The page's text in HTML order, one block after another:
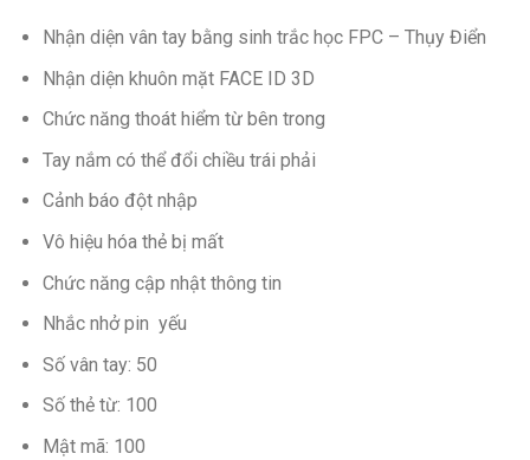
Nhận diện vân tay bằng sinh trắc học FPC – Thụy Điển
Nhận diện khuôn mặt FACE ID 3D
Chức năng thoát hiểm từ bên trong
Tay nắm có thể đổi chiều trái phải
Cảnh báo đột nhập
Vô hiệu hóa thẻ bị mất
Chức năng cập nhật thông tin
Nhắc nhở pin yếu
Số vân tay: 50
Số thẻ từ: 100
Mật mã: 100